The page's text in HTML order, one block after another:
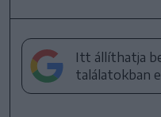
Itt állíthatja
találatokban